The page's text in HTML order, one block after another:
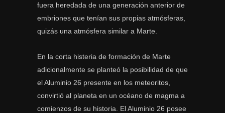
fuera heredada de una generación anterior de
embriones que tenían sus propias atmósferas,
quizás una atmósfera similar a Marte.
En la corta histeria de formación de Marte
adicionalmente se planteó la posibilidad de que
el Aluminio 26 presente en los meteoritos,
convirtió al planeta en un océano de magma a
comienzos de su historia. El Aluminio 26 posee